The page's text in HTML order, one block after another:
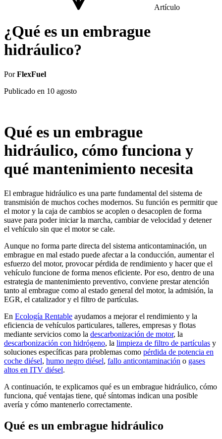
Artículo
¿Qué es un embrague
hidráulico?
PorFlexFuel
Publicado en 10 agosto
Qué es un embrague
hidráulico, cómo funciona y
qué mantenimiento necesita
El embrague hidráulico es una parte fundamental del sistema de
transmisión de muchos coches modernos. Su función es permitir que
el motor y la caja de cambios se acoplen o desacoplen de forma
suave para poder iniciar la marcha, cambiar de velocidad y detener
el vehículo sin que el motor se cale.
Aunque no forma parte directa del sistema anticontaminación, un
embrague en mal estado puede afectar a la conducción, aumentar el
esfuerzo del motor, provocar pérdida de rendimiento y hacer que el
vehículo funcione de forma menos eficiente. Por eso, dentro de una
estrategia de mantenimiento preventivo, conviene prestar atención
tanto al embrague como al estado general del motor, la admisión, la
EGR, el catalizador y el filtro de partículas.
En Ecología Rentable ayudamos a mejorar el rendimiento y la
eficiencia de vehículos particulares, talleres, empresas y flotas
mediante servicios como la descarbonización de motor, la
descarbonización con hidrógeno, la limpieza de filtro de partículas y
soluciones específicas para problemas como pérdida de potencia en
coche diésel, humo negro diésel, fallo anticontaminación o gases
altos en ITV diésel.
A continuación, te explicamos qué es un embrague hidráulico, cómo
funciona, qué ventajas tiene, qué síntomas indican una posible
avería y cómo mantenerlo correctamente.
Qué es un embrague hidráulico